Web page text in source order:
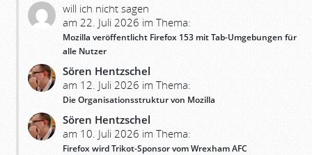
will ich nicht sagen
am 22. Juli 2026 im Thema:
Mozilla veröffentlicht Firefox 153 mit Tab-Umgebungen für
alle Nutzer
Sören Hentzschel
am 12. Juli 2026 im Thema:
Die Organisationsstruktur von Mozilla
Sören Hentzschel
am 10. Juli 2026 im Thema:
Firefox wird Trikot-Sponsor vom Wrexham AFC